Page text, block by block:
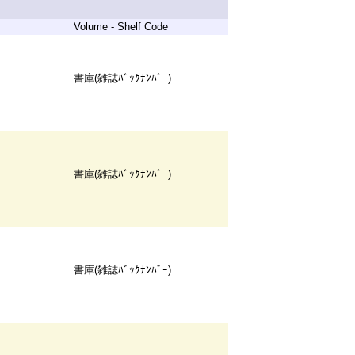
Volume - Shelf Code
書庫(雑誌ﾊﾞｯｸﾅﾝﾊﾞｰ)
書庫(雑誌ﾊﾞｯｸﾅﾝﾊﾞｰ)
書庫(雑誌ﾊﾞｯｸﾅﾝﾊﾞｰ)